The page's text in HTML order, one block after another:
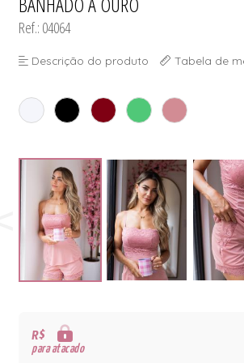
Ref.: 04064
Descrição do produto Tabela de
R$
para atacado